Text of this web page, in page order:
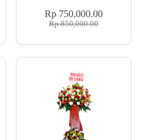
Rp850,000.00
Rp 750,000.00